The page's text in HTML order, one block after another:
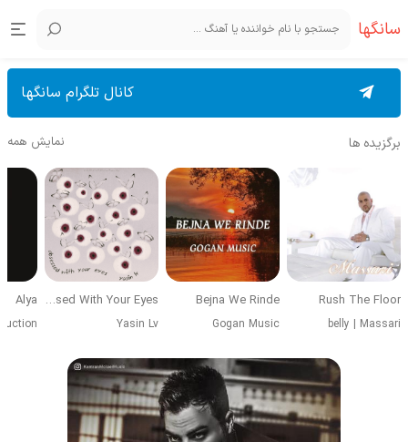
سانگها
کانال تلگرام سانگها
برگزیده ها نمایش همه
Rush The Floor
belly | Massari
Bejna We Rinde
Gogan Music
Obsessed With Your Eyes
Yasin Lv
Alya